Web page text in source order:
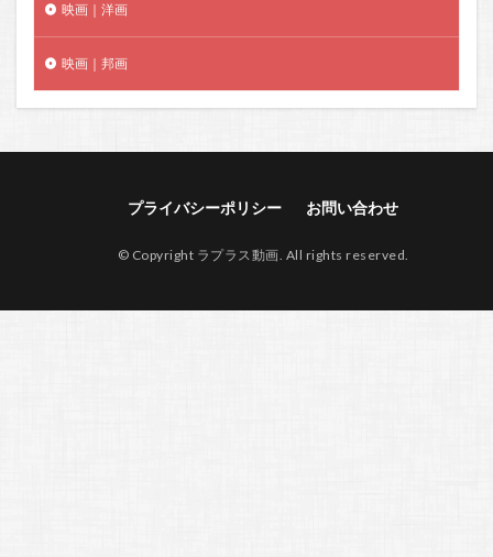
映画｜洋画
映画｜邦画
プライバシーポリシー お問い合わせ
© Copyright ラプラス動画. All rights reserved.